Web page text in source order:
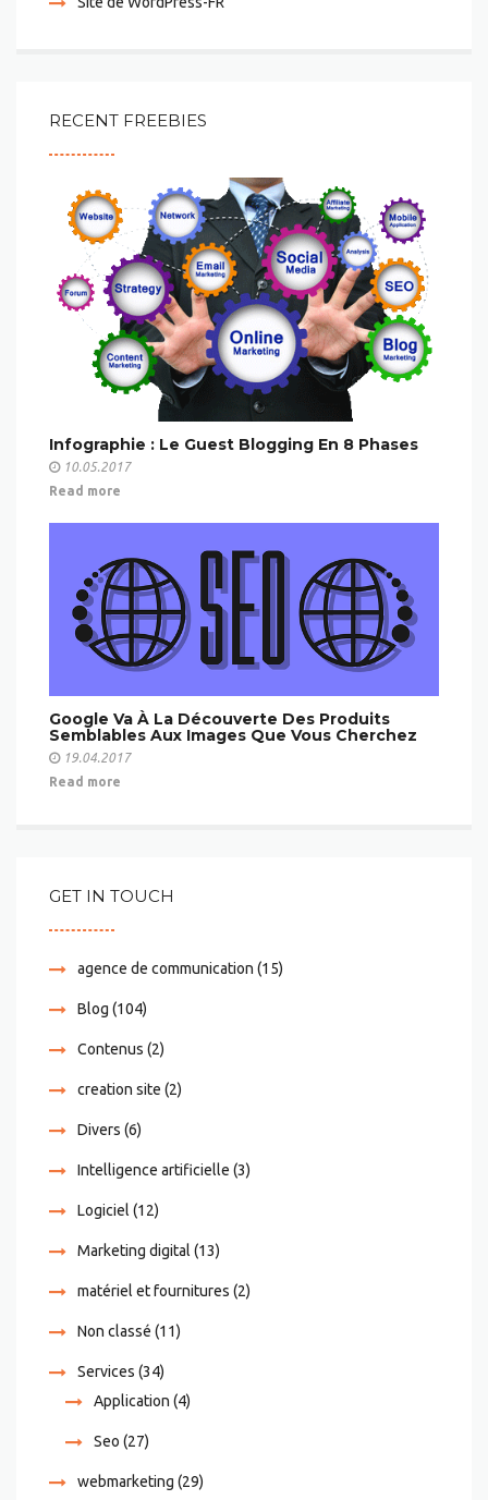
RECENT FREEBIES
Infographie : Le Guest Blogging En 8 Phases
10.05.2017
Read more
Google Va À La Découverte Des Produits
Semblables Aux Images Que Vous Cherchez
19.04.2017
Read more
GET IN TOUCH
agence de communication (15)
Blog (104)
Contenus (2)
creation site (2)
Divers (6)
Intelligence artificielle (3)
Logiciel (12)
Marketing digital (13)
matériel et fournitures (2)
Non classé (11)
Services (34)
Application (4)
Seo (27)
webmarketing (29)